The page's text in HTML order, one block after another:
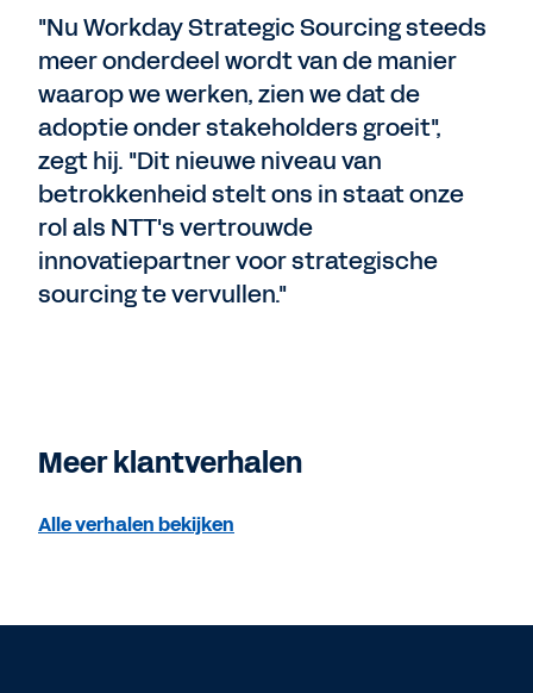
"Nu Workday Strategic Sourcing steeds
meer onderdeel wordt van de manier
waarop we werken, zien we dat de
adoptie onder stakeholders groeit",
zegt hij. "Dit nieuwe niveau van
betrokkenheid stelt ons in staat onze
rol als NTT's vertrouwde
innovatiepartner voor strategische
sourcing te vervullen."
Meer klantverhalen
Alle verhalen bekijken